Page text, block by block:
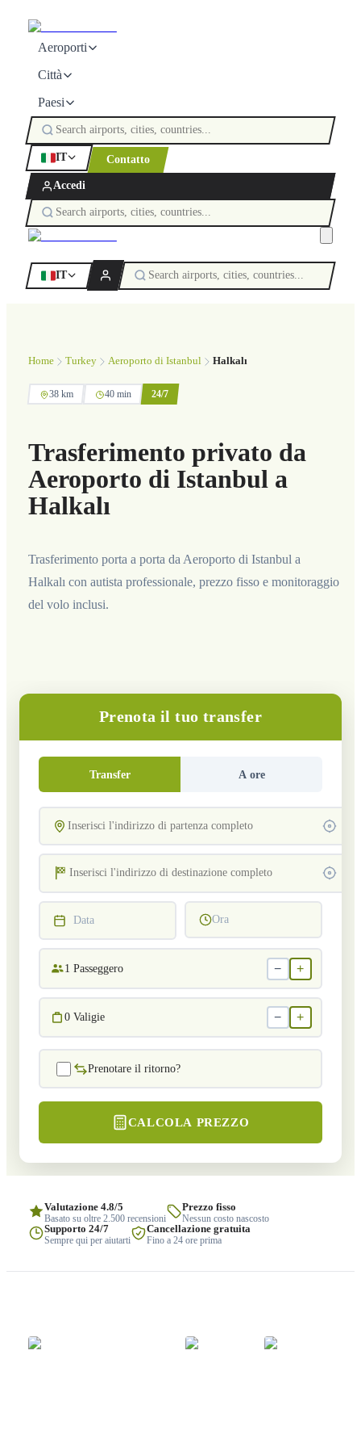
Aeroporti
Città
Paesi
IT Contatto
Accedi
IT
Home Turkey Aeroporto di Istanbul Halkalı
38 km 40 min 24/7
Trasferimento privato da
Aeroporto di Istanbul a
Halkalı
Trasferimento porta a porta da Aeroporto di Istanbul a
Halkalı con autista professionale, prezzo fisso e monitoraggio
del volo inclusi.
Prenota il tuo transfer
Transfer A ore
Data Ora
1 Passeggero − +
0 Valigie − +
Prenotare il ritorno?
CALCOLA PREZZO
Valutazione 4.8/5
Basato su oltre 2.500 recensioni
Prezzo fisso
Nessun costo nascosto
Supporto 24/7
Sempre qui per aiutarti
Cancellazione gratuita
Fino a 24 ore prima